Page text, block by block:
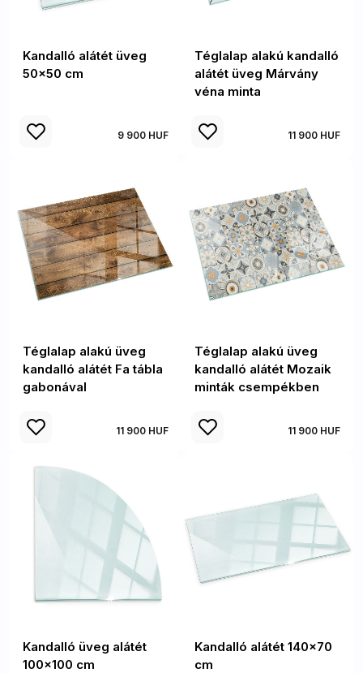
Kandalló alátét üveg
50x50 cm
9 900 HUF
Téglalap alakú kandalló
alátét üveg Márvány
véna minta
11 900 HUF
Téglalap alakú üveg
kandalló alátét Fa tábla
gabonával
11 900 HUF
Téglalap alakú üveg
kandalló alátét Mozaik
minták csempékben
11 900 HUF
Kandalló üveg alátét
100x100 cm
Kandalló alátét 140x70
cm